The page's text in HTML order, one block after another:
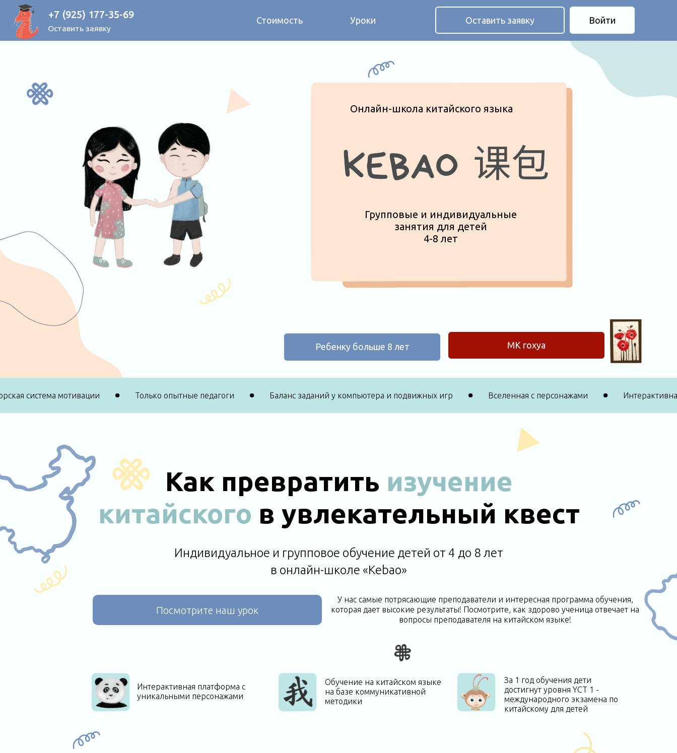
Войти
Оставить заявку
+7 (925) 177-35-69
Оставить заявку
Стоимость
4-8 лет
Авторская система мотивации Только опытные педагоги Баланс заданий у компьютера и подвижных игр Вселенная с персонажами
Как превратить изучение
китайского в увлекательный квест
Индивидуальное и групповое обучение детей от 4 до 8 лет
в онлайн-школе «Kebao»
Посмотрите наш урок
У нас самые потрясающие преподаватели и интересная программа обучения,
которая дает высокие результаты! Посмотрите, как здорово ученица отвечает на
вопросы преподавателя на китайском языке!
Интерактивная платформа с
уникальными персонажами
Обучение на китайском языке
на базе коммуникативной
методики
За 1 год обучения дети
достигнут уровня YCT 1 -
международного экзамена по
китайскому для детей